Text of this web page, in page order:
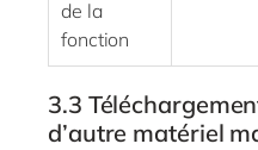
de la
fonction
3.3
d’autre matériel